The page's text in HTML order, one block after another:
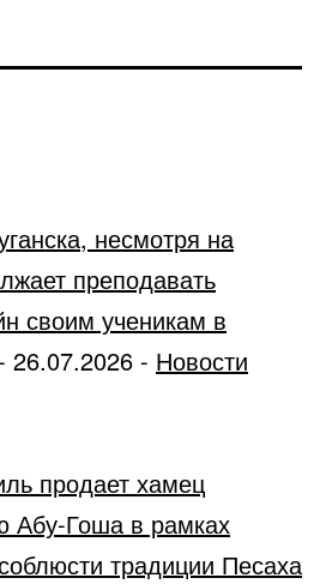
несмотря на
преподавать
своим ученикам в
- 26.07.2026 - Новости
продает хамец
Абу-Гоша в рамках
традиции Песаха